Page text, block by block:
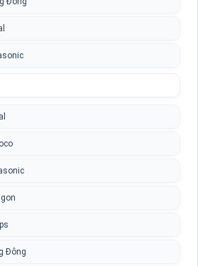
Đông